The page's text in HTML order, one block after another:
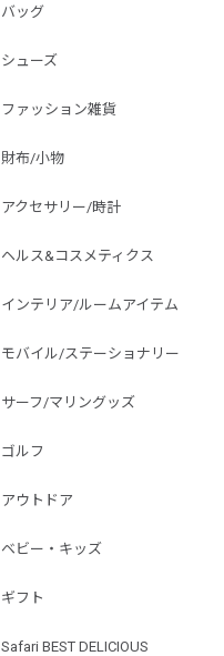
バッグ
シューズ
ファッション雑貨
財布/小物
アクセサリー/時計
ヘルス&コスメティクス
インテリア/ルームアイテム
モバイル/ステーショナリー
サーフ/マリングッズ
ゴルフ
アウトドア
ベビー・キッズ
ギフト
Safari BEST DELICIOUS